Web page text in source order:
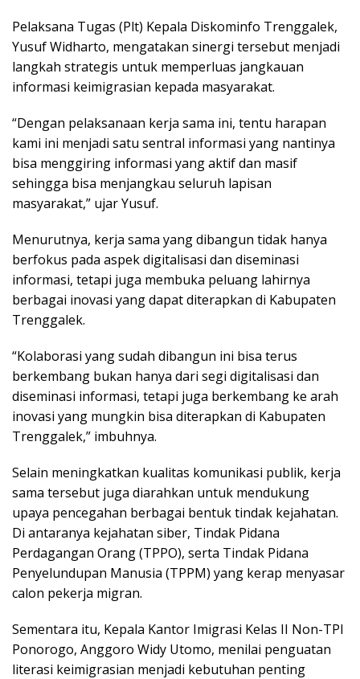
Pelaksana Tugas (Plt) Kepala Diskominfo Trenggalek,
Yusuf Widharto, mengatakan sinergi tersebut menjadi
langkah strategis untuk memperluas jangkauan
informasi keimigrasian kepada masyarakat.
“Dengan pelaksanaan kerja sama ini, tentu harapan
kami ini menjadi satu sentral informasi yang nantinya
bisa menggiring informasi yang aktif dan masif
sehingga bisa menjangkau seluruh lapisan
masyarakat,” ujar Yusuf.
Menurutnya, kerja sama yang dibangun tidak hanya
berfokus pada aspek digitalisasi dan diseminasi
informasi, tetapi juga membuka peluang lahirnya
berbagai inovasi yang dapat diterapkan di Kabupaten
Trenggalek.
“Kolaborasi yang sudah dibangun ini bisa terus
berkembang bukan hanya dari segi digitalisasi dan
diseminasi informasi, tetapi juga berkembang ke arah
inovasi yang mungkin bisa diterapkan di Kabupaten
Trenggalek,” imbuhnya.
Selain meningkatkan kualitas komunikasi publik, kerja
sama tersebut juga diarahkan untuk mendukung
upaya pencegahan berbagai bentuk tindak kejahatan.
Di antaranya kejahatan siber, Tindak Pidana
Perdagangan Orang (TPPO), serta Tindak Pidana
Penyelundupan Manusia (TPPM) yang kerap menyasar
calon pekerja migran.
Sementara itu, Kepala Kantor Imigrasi Kelas II Non-TPI
Ponorogo, Anggoro Widy Utomo, menilai penguatan
literasi keimigrasian menjadi kebutuhan penting